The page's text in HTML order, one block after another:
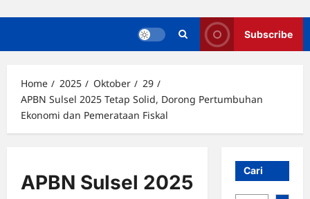
Subscribe
Home 2025 Oktober
29
APBN Sulsel 2025 Tetap Solid, Dorong Pertumbuhan
Ekonomi dan Pemerataan Fiskal
APBN Sulsel 2025
Cari